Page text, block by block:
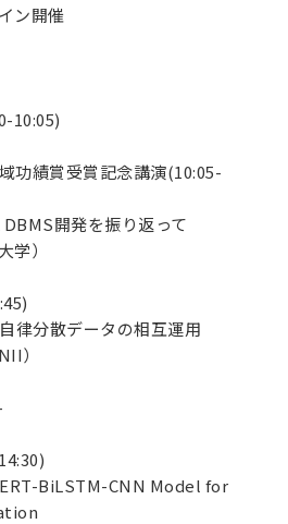
ン開催
10:05)
功績賞受賞記念講演(10:05-
開発を振り返って
学）
律分散データの相互運用
）
BiLSTM-CNN Model for